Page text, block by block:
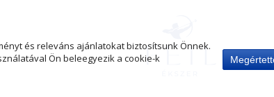
és releváns ajánlatokat biztosítsunk Önnek.
Ön beleegyezik a cookie-k